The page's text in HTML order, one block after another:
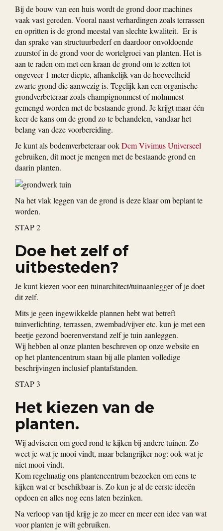
Bij de bouw van een huis wordt de grond door machines
vaak vast gereden. Vooral naast verhardingen zoals terrassen
en opritten is de grond meestal van slechte kwaliteit. Er is
dan sprake van structuurbederf en daardoor onvoldoende
zuurstof in de grond voor de wortelgroei van planten. Het is
aan te raden om met een kraan de grond om te zetten tot
ongeveer 1 meter diepte, afhankelijk van de hoeveelheid
zwarte grond die aanwezig is. Tegelijk kan een organische
grondverbeteraar zoals champignonmest of molmmest
gemengd worden met de bestaande grond. Je krijgt maar één
keer de kans om de grond zo te behandelen, vandaar het
belang van deze voorbereiding.
Je kunt als bodemverbeteraar ookDcm Vivimus Universeel
gebruiken, dit moet je mengen met de bestaande grond en
daarin planten.
Na het vlak leggen van de grond is deze klaar om beplant te
worden.
STAP 2
Doe het zelf of
uitbesteden?
Je kunt kiezen voor een tuinarchitect/tuinaanlegger of je doet
dit zelf.
Mits je geen ingewikkelde plannen hebt wat betreft
tuinverlichting, terrassen, zwembad/vijver etc. kun je met een
beetje gezond boerenverstand zelf je tuin aanleggen.
Wij hebben al onze planten beschreven op onze website en
op het plantencentrum staan bij alle planten volledige
beschrijvingen inclusief plantafstanden.
STAP 3
Het kiezen van de
planten.
Wij adviseren om goed rond te kijken bij andere tuinen. Zo
weet je wat je mooi vindt, maar belangrijker nog: ook wat je
niet mooi vindt.
Kom regelmatig ons plantencentrum bezoeken om eens te
kijken wat er beschikbaar is. Zo kun je al de eerste ideeën
opdoen en alles nog eens laten bezinken.
Na verloop van tijd krijg je zo meer en meer een idee van wat
voor planten je wilt gebruiken.